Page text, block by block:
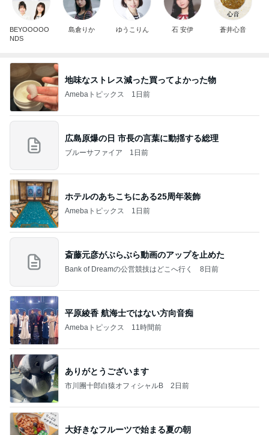
BEYOOOOO
NDS
島倉りか ゆうこりん 石 安伊 蒼井心音
地味なストレス減った買ってよかった物
Amebaトピックス 1日前
広島原爆の日 市長の言葉に動揺する総理
ブルーサファイア 1日前
ホテルのあちこちにある25周年装飾
Amebaトピックス 1日前
斎藤元彦がぶらぶら動画のアップを止めた
Bank of Dreamの公営競技はどこへ行く 8日前
平原綾香 航海士ではない方向音痴
Amebaトピックス 11時間前
ありがとうございます
市川團十郎白猿オフィシャルB 2日前
大好きなフルーツで始まる夏の朝